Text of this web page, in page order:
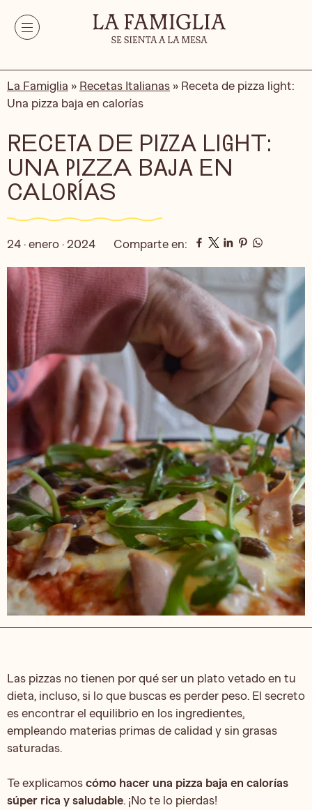
La Famiglia » Recetas Italianas » Receta de pizza light:
Una pizza baja en calorías
RECETA DE PIZZA LIGHT:
UNA PIZZA BAJA EN
CALORÍAS
24 · enero · 2024 Comparte en:
Las pizzas no tienen por qué ser un plato vetado en tu
dieta, incluso, si lo que buscas es perder peso. El secreto
es encontrar el equilibrio en los ingredientes,
empleando materias primas de calidad y sin grasas
saturadas.
Te explicamos cómo hacer una pizza baja en calorías
súper rica y saludable. ¡No te lo pierdas!